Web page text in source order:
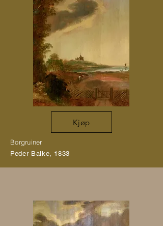
Kjøp
Borgruiner
Peder Balke, 1833